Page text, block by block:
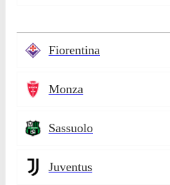
Fiorentina
Monza
Sassuolo
Juventus